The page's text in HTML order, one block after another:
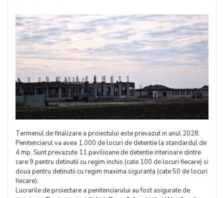
Termenul de finalizare a proiectului este prevazut in anul 2028.
Penitenciarul va avea 1.000 de locuri de detentie la standardul de
4 mp. Sunt prevazute 11 pavilioane de detentie interioare dintre
care 9 pentru detinutii cu regim inchis (cate 100 de locuri fiecare) si
doua pentru detinutii cu regim maxima siguranta (cate 50 de locuri
fiecare).
Lucrarile de proiectare a penitenciarului au fost asigurate de